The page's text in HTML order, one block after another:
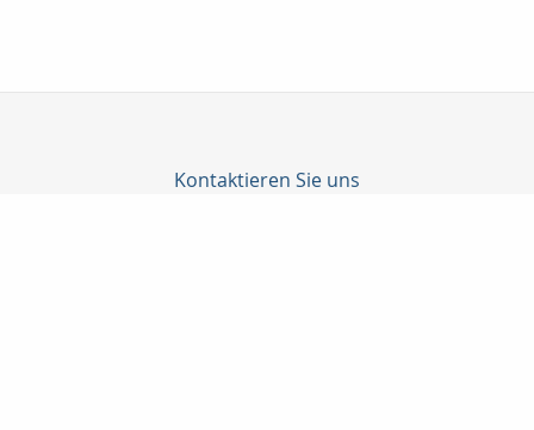
Kontaktieren Sie uns